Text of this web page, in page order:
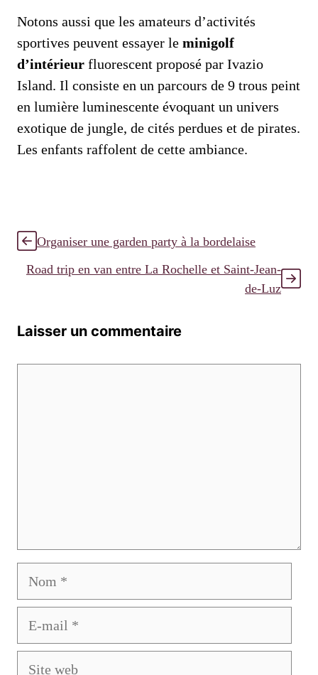
Notons aussi que les amateurs d’activités
sportives peuvent essayer le minigolf
d’intérieur fluorescent proposé par Ivazio
Island. Il consiste en un parcours de 9 trous peint
en lumière luminescente évoquant un univers
exotique de jungle, de cités perdues et de pirates.
Les enfants raffolent de cette ambiance.
Organiser une garden party à la bordelaise
Road trip en van entre La Rochelle et Saint-Jean-
de-Luz
Laisser un commentaire